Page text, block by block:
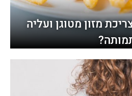
מזון מטוגן ועליה